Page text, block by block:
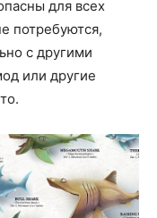
для всех
потребуются,
с другими
или другие